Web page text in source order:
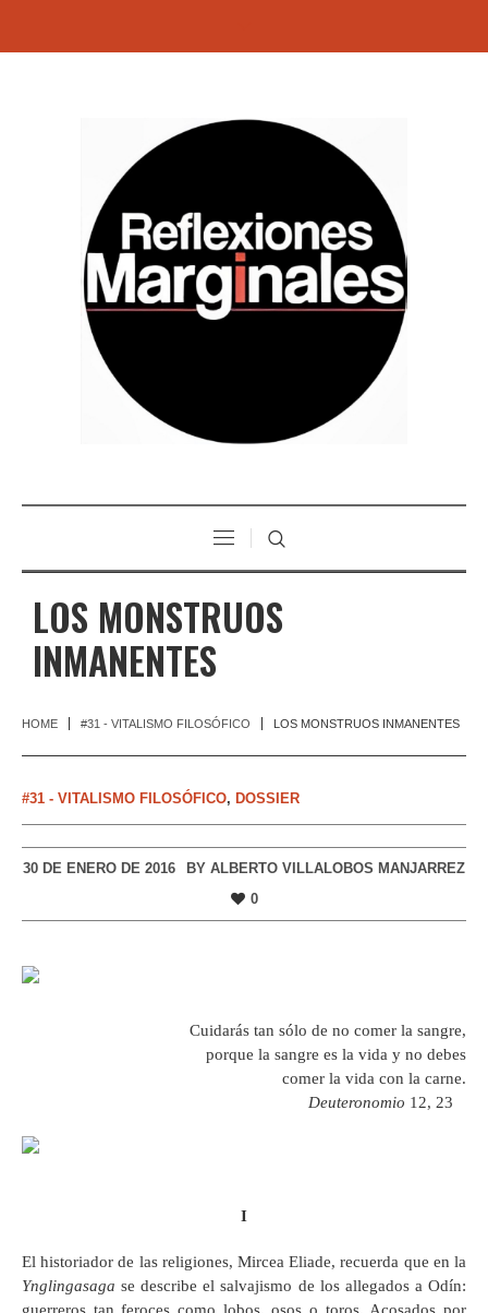
LOS MONSTRUOS
INMANENTES
HOME #31 - VITALISMO FILOSÓFICO LOS MONSTRUOS INMANENTES
#31 - VITALISMO FILOSÓFICO, DOSSIER
30 DE ENERO DE 2016 BY ALBERTO VILLALOBOS MANJARREZ
0
Cuidarás tan sólo de no comer la sangre,
porque la sangre es la vida y no debes
comer la vida con la carne.
Deuteronomio 12, 23
I
El historiador de las religiones, Mircea Eliade, recuerda que en la
Ynglingasaga se describe el salvajismo de los allegados a Odín: